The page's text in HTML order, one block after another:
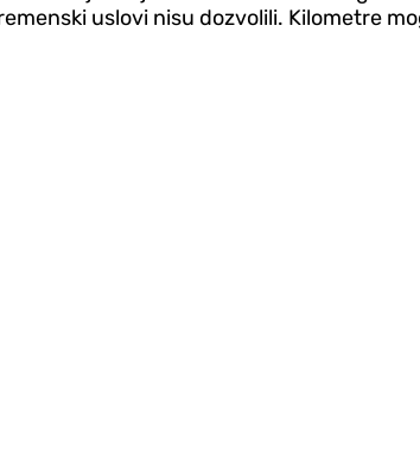
uslovi nisu dozvolili. Kilometre